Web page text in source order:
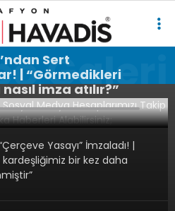
Sert
| “Görmedikleri
imza atılır?”
Yasayı” İmzaladı! |
kardeşliğimiz bir kez daha